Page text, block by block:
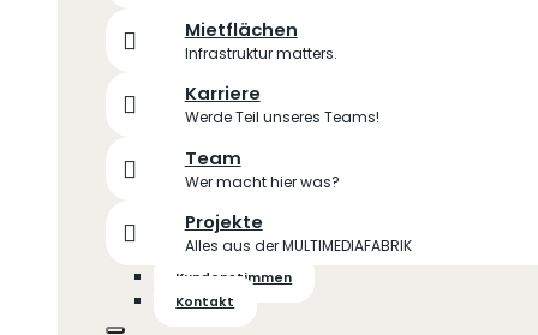
Mietflächen
Infrastruktur matters.
Karriere
Werde Teil unseres Teams!
Team
Wer macht hier was?
Projekte
Alles aus der MULTIMEDIAFABRIK
Kundenstimmen
Kontakt